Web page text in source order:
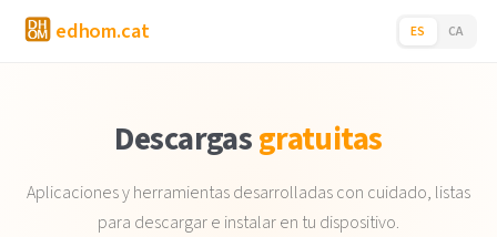
edhom.cat ES CA
Descargasgratuitas
Aplicaciones y herramientas desarrolladas con cuidado, listas
para descargar e instalar en tu dispositivo.